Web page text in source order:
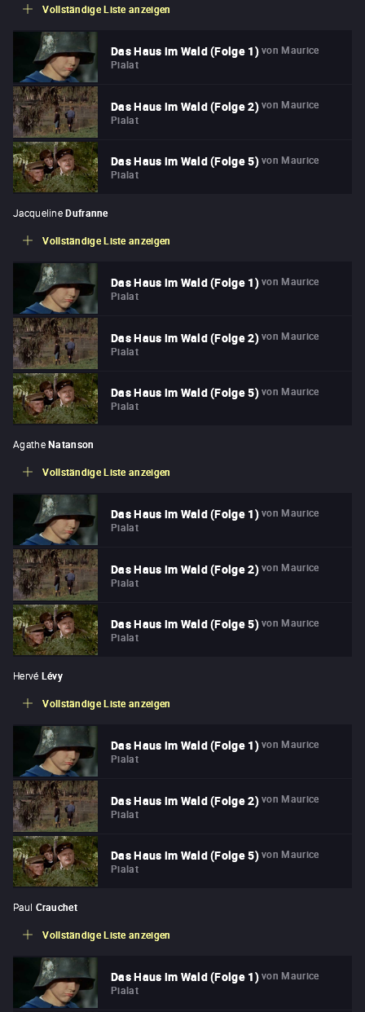
Vollständige Liste anzeigen
Das Haus im Wald (Folge 1) von Maurice
Pialat
Das Haus im Wald (Folge 2) von Maurice
Pialat
Das Haus im Wald (Folge 5) von Maurice
Pialat
Jacqueline Dufranne
Vollständige Liste anzeigen
Das Haus im Wald (Folge 1) von Maurice
Pialat
Das Haus im Wald (Folge 2) von Maurice
Pialat
Das Haus im Wald (Folge 5) von Maurice
Pialat
Agathe Natanson
Vollständige Liste anzeigen
Das Haus im Wald (Folge 1) von Maurice
Pialat
Das Haus im Wald (Folge 2) von Maurice
Pialat
Das Haus im Wald (Folge 5) von Maurice
Pialat
Hervé Lévy
Vollständige Liste anzeigen
Das Haus im Wald (Folge 1) von Maurice
Pialat
Das Haus im Wald (Folge 2) von Maurice
Pialat
Das Haus im Wald (Folge 5) von Maurice
Pialat
Paul Crauchet
Vollständige Liste anzeigen
Das Haus im Wald (Folge 1) von Maurice
Pialat